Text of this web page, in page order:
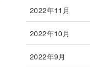
2022年11月
2022年10月
2022年9月